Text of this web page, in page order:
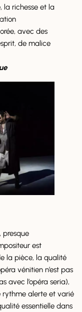
la richesse et la
avec des
de malice
presque
est
la pièce, la qualité
vénitien n’est pas
avec l’opéra seria),
rythme alerte et varié
essentielle dans